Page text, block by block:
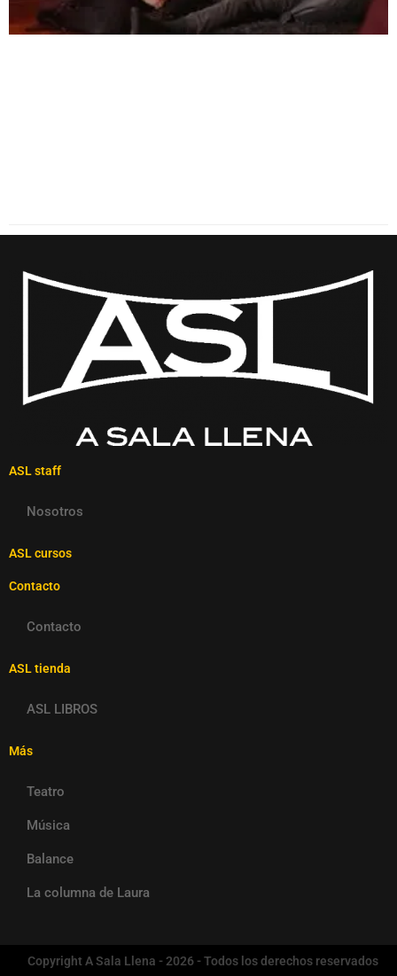
ASL staff
Nosotros
ASL cursos
Contacto
Contacto
ASL tienda
ASL LIBROS
Más
Teatro
Música
Balance
La columna de Laura
Copyright A Sala Llena - 2026 - Todos los derechos reservados